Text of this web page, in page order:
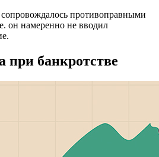
противоправными
он намеренно не вводил
при банкротстве